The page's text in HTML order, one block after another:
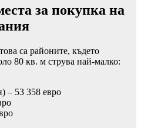
за покупка на
са районите, където
80 кв. м струва най-малко:
– 53 358 евро